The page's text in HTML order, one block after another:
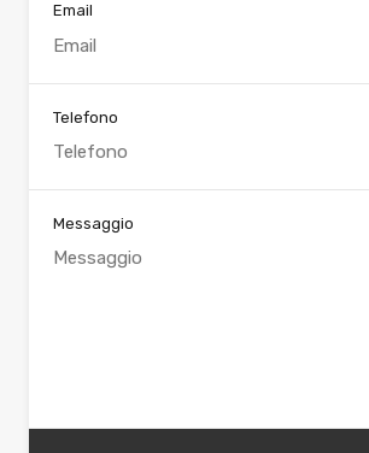
Email
Telefono
Messaggio